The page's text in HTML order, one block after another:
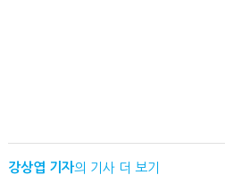
강상엽 기자의 기사 더 보기